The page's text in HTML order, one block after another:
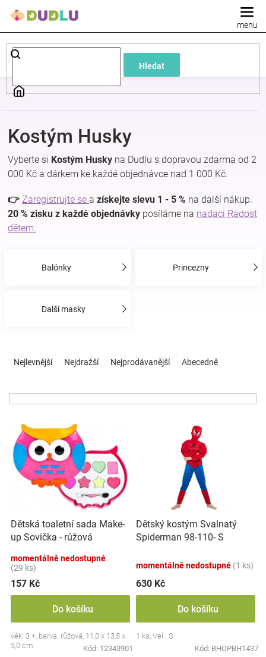
Hledat
Dětské
a
kojenecké
oblečení
Pokojíček
a
kojenecká
zábava
Těhotenské
oblečení
Značky
Blog
Hračkářství
Přihlášení
Kostým Husky
Vyberte si Kostým Husky na Dudlu s dopravou zdarma od 2
000 Kč a dárkem ke každé objednávce nad 1 000 Kč.
👉 Zaregistrujte se a získejte slevu 1 - 5 % na další nákup.
20 % zisku z každé objednávky posíláme na nadaci Radost
dětem.
Balónky Princezny
Další masky
o
d
ů
Nejlevnější Nejdražší Nejprodávanější Abecedně
p
o
d
u
k
ů
Dětská toaletní sada Make-
up Sovička - růžová
momentálně nedostupné
(29 ks)
157 Kč
Do košíku
věk: 3 +, barva: růžová, 11,0 x 13,5 x
5,0 cm.
Kód: 12343901
Dětský kostým Svalnatý
Spiderman 98-110- S
momentálně nedostupné (1 ks)
630 Kč
Do košíku
1 ks, Vel.: S
Kód: BHOPBH1437